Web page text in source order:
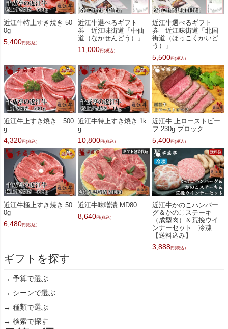
近江牛特上すき焼き 50
0g
5,400円(税込）
近江牛選べるギフト
券 近江味街道「中仙
道（なかせんどう）」
11,000円(税込）
近江牛選べるギフト
券 近江味街道「北国
街道（ほっこくかいど
う）」
5,500円(税込）
近江牛上すき焼き 500
g
4,320円(税込）
近江牛特上すき焼き 1k
g
10,800円(税込）
近江牛 上ローストビー
フ 230g ブロック
5,400円(税込）
近江牛極上すき焼き 50
0g
6,480円(税込）
近江牛味噌漬 MD80
8,640円(税込）
近江牛かのこハンバー
グ＆かのこステーキ
（成型肉）＆荒挽ウイ
ンナーセット 冷凍
【送料込み】
3,888円(税込）
ギフトを探す
→ 予算で選ぶ
→ シーンで選ぶ
→ 種類で選ぶ
→ 検索で探す